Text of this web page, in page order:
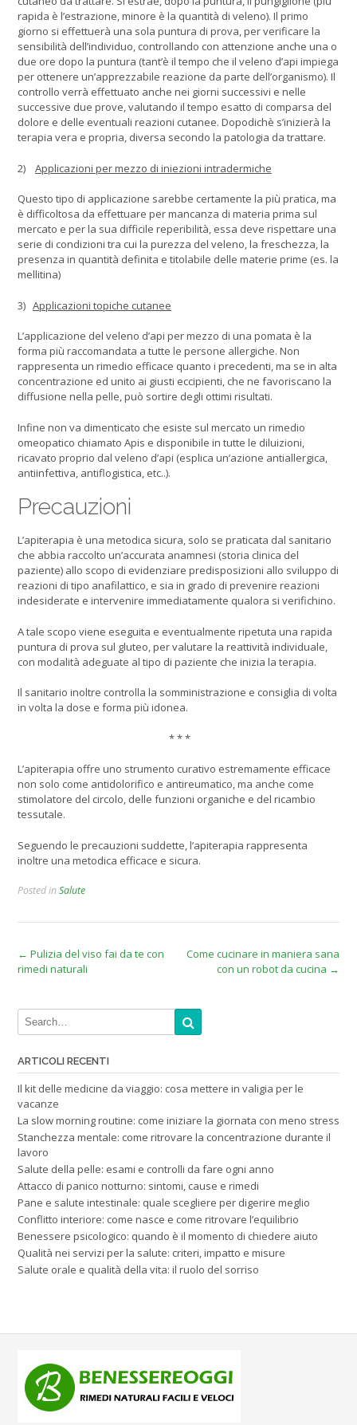
rapida è l’estrazione, minore è la quantità di veleno). Il primo
giorno si effettuerà una sola puntura di prova, per verificare la
sensibilità dell’individuo, controllando con attenzione anche una o
due ore dopo la puntura (tant’è il tempo che il veleno d’api impiega
per ottenere un’apprezzabile reazione da parte dell’organismo). Il
controllo verrà effettuato anche nei giorni successivi e nelle
successive due prove, valutando il tempo esatto di comparsa del
dolore e delle eventuali reazioni cutanee. Dopodichè s’inizierà la
terapia vera e propria, diversa secondo la patologia da trattare.
2) Applicazioni per mezzo di iniezioni intradermiche
Questo tipo di applicazione sarebbe certamente la più pratica, ma
è difficoltosa da effettuare per mancanza di materia prima sul
mercato e per la sua difficile reperibilità, essa deve rispettare una
serie di condizioni tra cui la purezza del veleno, la freschezza, la
presenza in quantità definita e titolabile delle materie prime (es. la
mellitina)
3) Applicazioni topiche cutanee
L’applicazione del veleno d’api per mezzo di una pomata è la
forma più raccomandata a tutte le persone allergiche. Non
rappresenta un rimedio efficace quanto i precedenti, ma se in alta
concentrazione ed unito ai giusti eccipienti, che ne favoriscano la
diffusione nella pelle, può sortire degli ottimi risultati.
Infine non va dimenticato che esiste sul mercato un rimedio
omeopatico chiamato Apis e disponibile in tutte le diluizioni,
ricavato proprio dal veleno d’api (esplica un’azione antiallergica,
antiinfettiva, antiflogistica, etc..).
Precauzioni
L’apiterapia è una metodica sicura, solo se praticata dal sanitario
che abbia raccolto un’accurata anamnesi (storia clinica del
paziente) allo scopo di evidenziare predisposizioni allo sviluppo di
reazioni di tipo anafilattico, e sia in grado di prevenire reazioni
indesiderate e intervenire immediatamente qualora si verifichino.
A tale scopo viene eseguita e eventualmente ripetuta una rapida
puntura di prova sul gluteo, per valutare la reattività individuale,
con modalità adeguate al tipo di paziente che inizia la terapia.
Il sanitario inoltre controlla la somministrazione e consiglia di volta
in volta la dose e forma più idonea.
* * *
L’apiterapia offre uno strumento curativo estremamente efficace
non solo come antidolorifico e antireumatico, ma anche come
stimolatore del circolo, delle funzioni organiche e del ricambio
tessutale.
Seguendo le precauzioni suddette, l’apiterapia rappresenta
inoltre una metodica efficace e sicura.
Posted inSalute
Post
← Pulizia del viso fai da te con
rimedi naturali
Come cucinare in maniera sana
con un robot da cucina →
ARTICOLI RECENTI
Il kit delle medicine da viaggio: cosa mettere in valigia per le
vacanze
La slow morning routine: come iniziare la giornata con meno stress
Stanchezza mentale: come ritrovare la concentrazione durante il
lavoro
Salute della pelle: esami e controlli da fare ogni anno
Attacco di panico notturno: sintomi, cause e rimedi
Pane e salute intestinale: quale scegliere per digerire meglio
Conflitto interiore: come nasce e come ritrovare l’equilibrio
Benessere psicologico: quando è il momento di chiedere aiuto
Qualità nei servizi per la salute: criteri, impatto e misure
Salute orale e qualità della vita: il ruolo del sorriso